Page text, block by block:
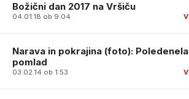
Božični dan 2017 na Vršiču
04.01.18 ob 9:04
Narava in pokrajina (foto): Poledenela
pomlad
03.02.14 ob 1:53